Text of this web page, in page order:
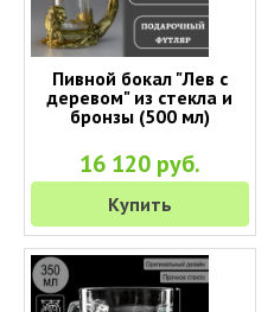
Пивной бокал "Лев с
деревом" из стекла и
бронзы (500 мл)
16 120 руб.
Купить